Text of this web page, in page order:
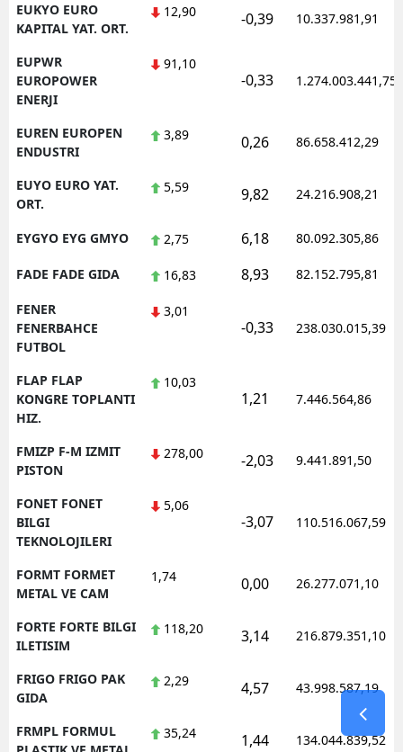
EUKYO EURO
KAPITAL YAT. ORT.
12,90 -0,39 10.337.981,91
EUPWR
EUROPOWER
ENERJI
91,10
-0,33 1.274.003.441,75
EUREN EUROPEN
ENDUSTRI
3,89 0,26 86.658.412,29
EUYO EURO YAT.
ORT.
5,59 9,82 24.216.908,21
EYGYO EYG GMYO 2,75 6,18 80.092.305,86
FADE FADE GIDA 16,83 8,93 82.152.795,81
FENER
FENERBAHCE
FUTBOL
3,01
-0,33 238.030.015,39
FLAP FLAP
KONGRE TOPLANTI
HIZ.
10,03
1,21 7.446.564,86
FMIZP F-M IZMIT
PISTON
278,00 -2,03 9.441.891,50
FONET FONET
BILGI
TEKNOLOJILERI
5,06
-3,07 110.516.067,59
FORMT FORMET
METAL VE CAM
1,74 0,00 26.277.071,10
FORTE FORTE BILGI
ILETISIM
118,20 3,14 216.879.351,10
FRIGO FRIGO PAK
GIDA
2,29 4,57 43.998.587,19
FRMPL FORMUL
35,24 1,44 134.044.839,52